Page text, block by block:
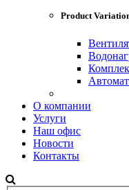
Product
О компании
Услуги
Наш офис
Новости
Контакты